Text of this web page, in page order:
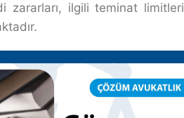
zararları, ilgili teminat limitleri